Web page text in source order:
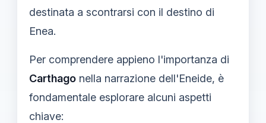
destinata a scontrarsi con il destino di
Enea.
Per comprendere appieno l'importanza di
Carthago nella narrazione dell'Eneide, è
fondamentale esplorare alcuni aspetti
chiave: